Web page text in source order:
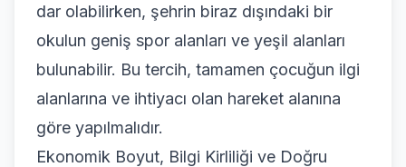
dar olabilirken, şehrin biraz dışındaki bir
okulun geniş spor alanları ve yeşil alanları
bulunabilir. Bu tercih, tamamen çocuğun ilgi
alanlarına ve ihtiyacı olan hareket alanına
göre yapılmalıdır.
Ekonomik Boyut, Bilgi Kirliliği ve Doğru